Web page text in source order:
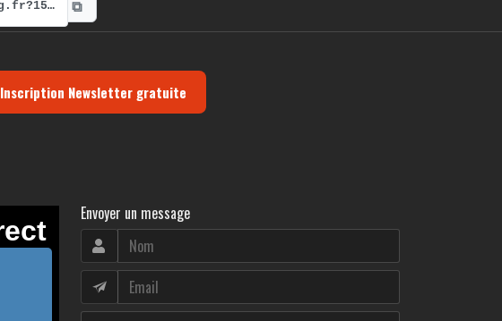
https://radio-g.fr?15559 ⧉
Inscription Newsletter gratuite
Envoyer un message